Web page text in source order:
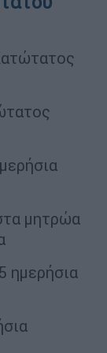
μητρώα
ημερήσια